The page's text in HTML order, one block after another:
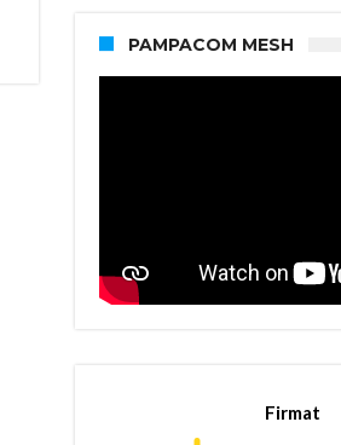
PAMPACOM MESH
Firmat